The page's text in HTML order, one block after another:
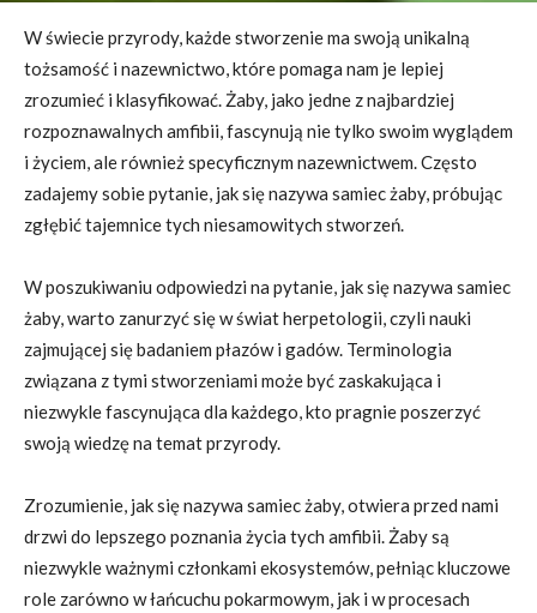
W świecie przyrody, każde stworzenie ma swoją unikalną
tożsamość i nazewnictwo, które pomaga nam je lepiej
zrozumieć i klasyfikować. Żaby, jako jedne z najbardziej
rozpoznawalnych amfibii, fascynują nie tylko swoim wyglądem
i życiem, ale również specyficznym nazewnictwem. Często
zadajemy sobie pytanie, jak się nazywa samiec żaby, próbując
zgłębić tajemnice tych niesamowitych stworzeń.
W poszukiwaniu odpowiedzi na pytanie, jak się nazywa samiec
żaby, warto zanurzyć się w świat herpetologii, czyli nauki
zajmującej się badaniem płazów i gadów. Terminologia
związana z tymi stworzeniami może być zaskakująca i
niezwykle fascynująca dla każdego, kto pragnie poszerzyć
swoją wiedzę na temat przyrody.
Zrozumienie, jak się nazywa samiec żaby, otwiera przed nami
drzwi do lepszego poznania życia tych amfibii. Żaby są
niezwykle ważnymi członkami ekosystemów, pełniąc kluczowe
role zarówno w łańcuchu pokarmowym, jak i w procesach